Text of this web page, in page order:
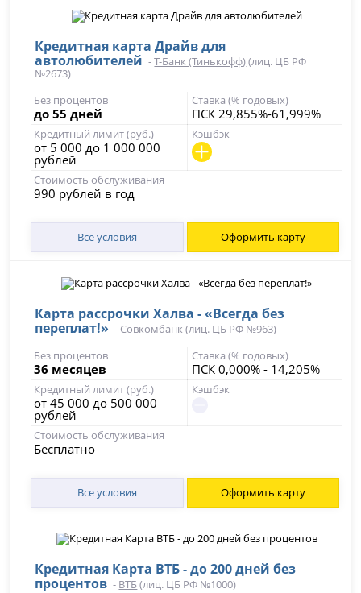
Кредитная карта Драйв для
автолюбителей -Т-Банк (Тинькофф)(лиц. ЦБ РФ
№2673)
Без процентов
до 55 дней
Ставка (% годовых)
ПСК 29,855%-61,999%
Кредитный лимит (руб.)
от 5 000 до 1 000 000
рублей
Кэшбэк
Стоимость обслуживания
990 рублей в год
Все условия Оформить карту
Карта рассрочки Халва - «Всегда без
переплат!» - Совкомбанк (лиц. ЦБ РФ №963)
Без процентов
36 месяцев
Ставка (% годовых)
ПСК 0,000% - 14,205%
Кредитный лимит (руб.)
от 45 000 до 500 000
рублей
Кэшбэк
Стоимость обслуживания
Бесплатно
Все условия Оформить карту
Кредитная Карта ВТБ - до 200 дней без
процентов - ВТБ(лиц. ЦБ РФ №1000)